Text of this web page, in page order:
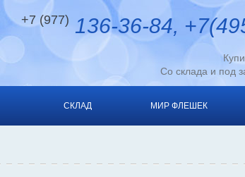
+7 (977) 136-36-84,
Со склада и под
СКЛАД МИР ФЛЕШЕК